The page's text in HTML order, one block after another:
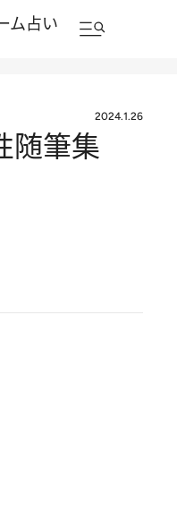
ム占い
2024.1.26
随筆集